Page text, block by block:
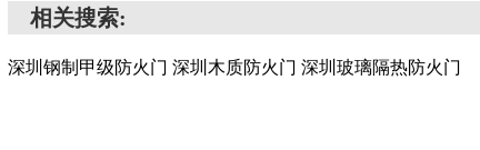
相关搜索:
深圳钢制甲级防火门 深圳木质防火门 深圳玻璃隔热防火门